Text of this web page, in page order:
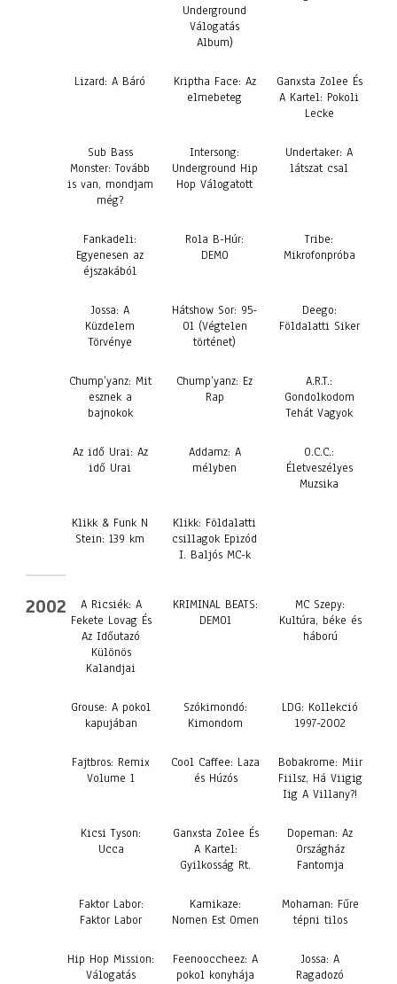
Underground
Válogatás
Album)
Lizard: A Báró
Kriptha Face: Az
elmebeteg
Ganxsta Zolee És
A Kartel: Pokoli
Lecke
Sub Bass
Monster: Tovább
is van, mondjam
még?
Intersong:
Underground Hip
Hop Válogatott
Undertaker: A
látszat csal
Fankadeli:
Egyenesen az
éjszakából
Rola B-Húr:
DEMO
Tribe:
Mikrofonpróba
Jossa: A
Küzdelem
Törvénye
Hátshow Sor: 95-
01 (Végtelen
történet)
Deego:
Földalatti Siker
Chump’yanz: Mit
esznek a
bajnokok
Chump’yanz: Ez
Rap
A.R.T.:
Gondolkodom
Tehát Vagyok
Az idő Urai: Az
idő Urai
Addamz: A
mélyben
O.C.C.:
Életveszélyes
Muzsika
Klikk & Funk N
Stein: 139 km
Klikk: Földalatti
csillagok Epizód
I. Baljós MC-k
2002
A Ricsiék: A
Fekete Lovag És
Az Időutazó
Különös
Kalandjai
KRIMINAL BEATS:
DEMO1
MC Szepy:
Kultúra, béke és
háború
Grouse: A pokol
kapujában
Szókimondó:
Kimondom
LDG: Kollekció
1997-2002
Fajtbros: Remix
Volume 1
Cool Caffee: Laza
és Húzós
Bobakrome: Miir
Fiilsz, Há Viigig
Iig A Villany?!
Kicsi Tyson:
Ucca
Ganxsta Zolee És
A Kartel:
Gyilkosság Rt.
Dopeman: Az
Országház
Fantomja
Faktor Labor:
Faktor Labor
Kamikaze:
Nomen Est Omen
Mohaman: Fűre
tépni tilos
Hip Hop Mission:
Válogatás
Feenooccheez: A
pokol konyhája
Jossa: A
Ragadozó